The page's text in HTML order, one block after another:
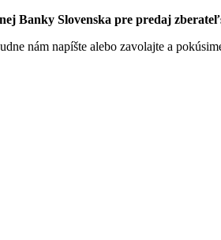
Banky Slovenska pre predaj
nám napíšte alebo zavolajte a